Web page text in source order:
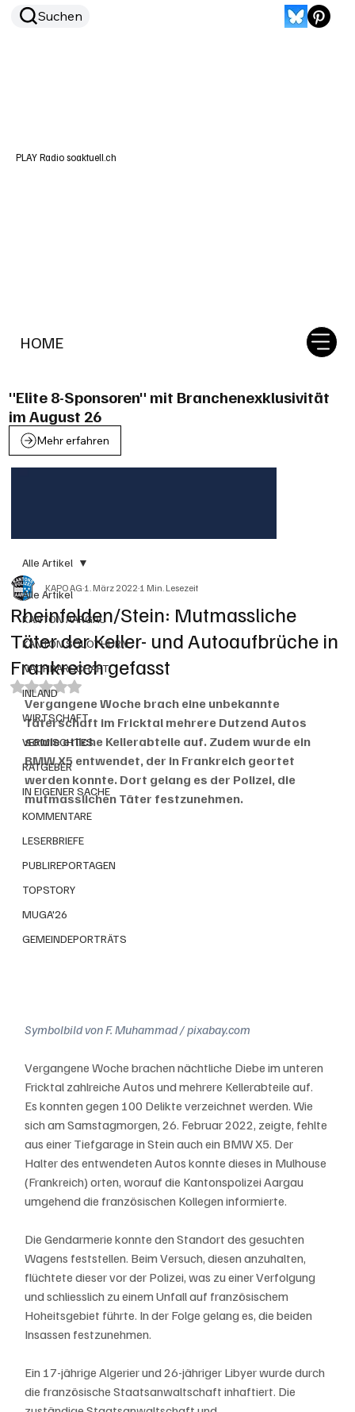
HOME
Suchen
PLAY Radio soaktuell.ch
"Elite 8-Sponsoren" mit Branchenexklusivität
im August 26
Mehr erfahren
Alle Artikel
KANTON AARGAU
KANTON SOLOTHURN
NACHBARSCHAFT
INLAND
WIRTSCHAFT
VERMISCHTES
RATGEBER
IN EIGENER SACHE
KOMMENTARE
LESERBRIEFE
PUBLIREPORTAGEN
TOPSTORY
MUGA'26
GEMEINDEPORTRÄTS
Alle Artikel
Rheinfelden/Stein: Mutmassliche
Täter der Keller- und Autoaufbrüche in
Frankreich gefasst
KAPO AG1. März 20221 Min. Lesezeit
Mit NaN von 5 Sternen bewertet.
Vergangene Woche brach eine unbekannte
Täterschaft im Fricktal mehrere Dutzend Autos
sowie etliche Kellerabteile auf. Zudem wurde ein
BMW X5 entwendet, der in Frankreich geortet
werden konnte. Dort gelang es der Polizei, die
mutmasslichen Täter festzunehmen.
Symbolbild von F. Muhammad / pixabay.com
Vergangene Woche brachen nächtliche Diebe im unteren
Fricktal zahlreiche Autos und mehrere Kellerabteile auf.
Es konnten gegen 100 Delikte verzeichnet werden. Wie
sich am Samstagmorgen, 26. Februar 2022, zeigte, fehlte
aus einer Tiefgarage in Stein auch ein BMW X5. Der
Halter des entwendeten Autos konnte dieses in Mulhouse
(Frankreich) orten, worauf die Kantonspolizei Aargau
umgehend die französischen Kollegen informierte.
Die Gendarmerie konnte den Standort des gesuchten
Wagens feststellen. Beim Versuch, diesen anzuhalten,
flüchtete dieser vor der Polizei, was zu einer Verfolgung
und schliesslich zu einem Unfall auf französischem
Hoheitsgebiet führte. In der Folge gelang es, die beiden
Insassen festzunehmen.
Ein 17-jährige Algerier und 26-jähriger Libyer wurde durch
die französische Staatsanwaltschaft inhaftiert. Die